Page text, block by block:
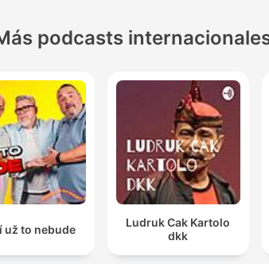
podcasts
už to nebude
Ludruk Cak Kartolo
dkk